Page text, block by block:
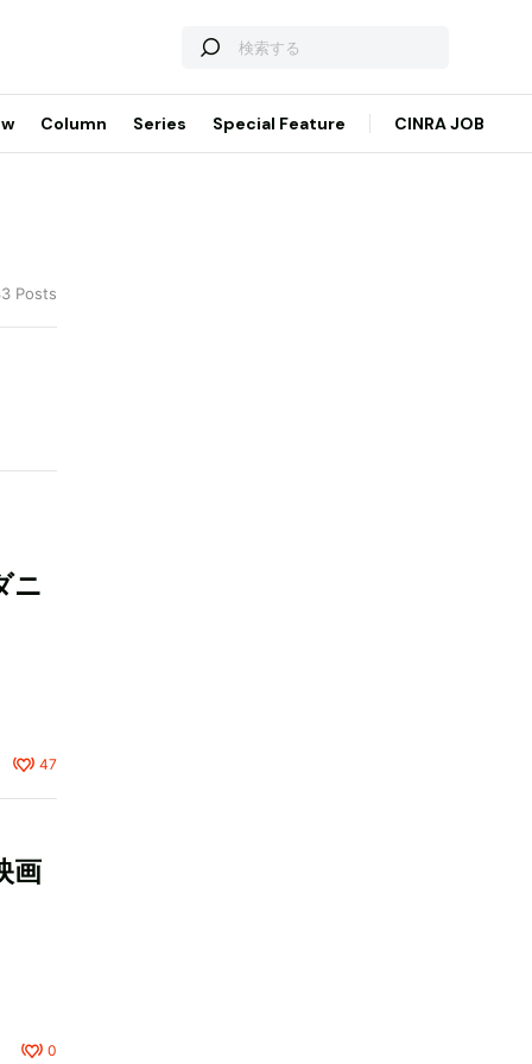
Column Series Special Feature CINRA JOB
Posts
ニ
47
画
0